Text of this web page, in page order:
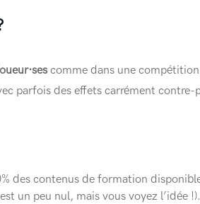
comme dans une
parfois des effets carrément
des contenus de formation
un peu nul, mais vous voyez l’idée !).